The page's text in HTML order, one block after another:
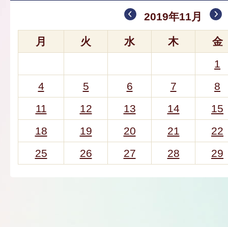
2019年11月
月 火 水 木
金
1
4
5 6 7
8
11
12 13 14
15
18
19 20 21
22
25
26 27 28 29